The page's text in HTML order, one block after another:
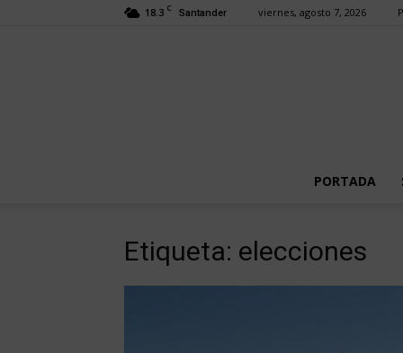
18.3 C Santander viernes, agosto 7, 2026
PORTADA
Etiqueta: elecciones